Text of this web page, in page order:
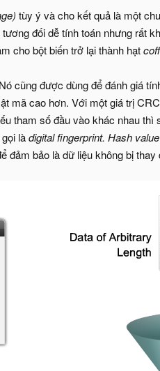
tùy ý và cho kết quả là một
tương đối dễ tính toán nhưng rất
cho bột biến trở lại thành hạt
cũng được dùng để đánh giá
mã cao hơn. Với một giá trị
tham số đầu vào khác nhau
làdigital fingerprint. Hash value
bảo là dữ liệu không bị thay